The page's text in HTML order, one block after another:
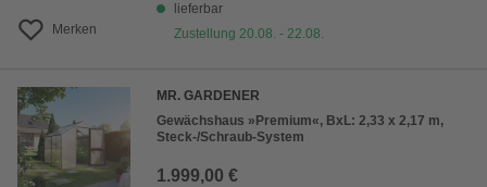
Merken
lieferbar
Zustellung 20.08. - 22.08.
MR. GARDENER
Gewächshaus »Premium«, BxL: 2,33 x 2,17 m,
Steck-/Schraub-System
1.999,00 €